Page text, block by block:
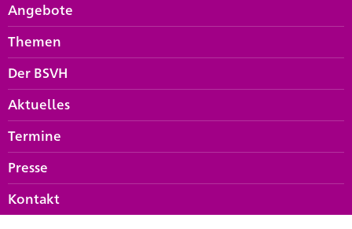
Angebote
Themen
Der BSVH
Aktuelles
Termine
Presse
Kontakt